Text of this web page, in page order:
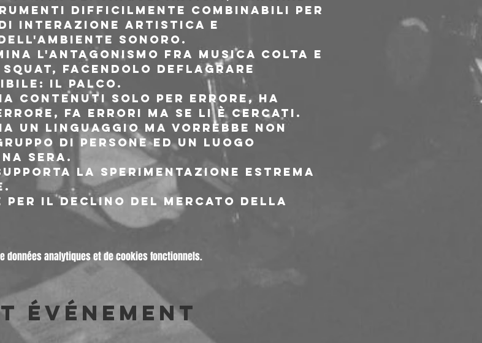
difficilmente combinabili per
interazione artistica e
sonoro.
l'antagonismo fra musica colta e
squat, facendolo deflagrare
il palco.
contenuti solo per errore, ha
fa errori ma se li è cercati.
un linguaggio ma vorrebbe non
di persone ed un luogo
sera.
la sperimentazione estrema
per il declino del mercato della
données analytiques et de cookies fonctionnels.
événement